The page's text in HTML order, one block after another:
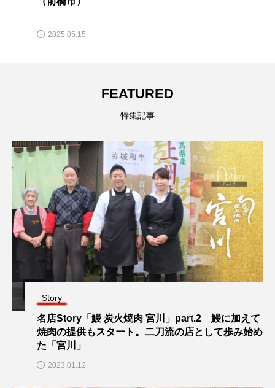
2025.05.15
FEATURED
特集記事
Story
名店Story「鰻 炭火焼肉 宮川」part.2 鰻に加えて
焼肉の提供もスタート。二刀流の店として歩み始め
た「宮川」
2023.01.12